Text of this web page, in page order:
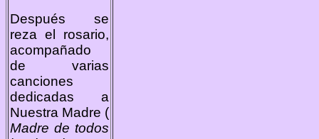
Después se
reza el rosario,
acompañado
de varias
canciones
dedicadas a
Nuestra Madre (
Madre de todos